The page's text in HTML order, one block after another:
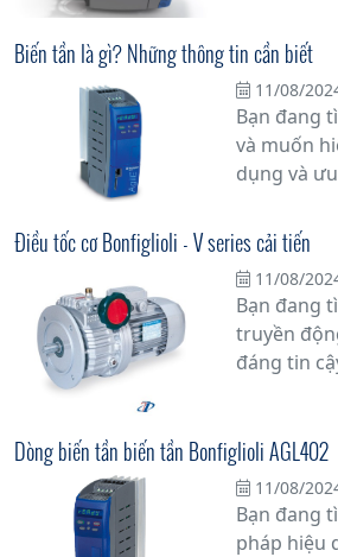
cho bạn
tiết nhất
quan
năng suất
năng
Biến tần là gì? Những thông tin cần biết
11/08/
Bạn đang
và muốn
dụng và
tôi sẽ
thông tin
để bạn có
và chi tiết
Điều tốc cơ Bonfiglioli - V series cải tiến
11/08/
Bạn đang
truyền
đáng tin
một sự cải
ngành
động cơ
Dòng biến tần biến tần Bonfiglioli AGL402
11/08/
Bạn đang
pháp hiệu